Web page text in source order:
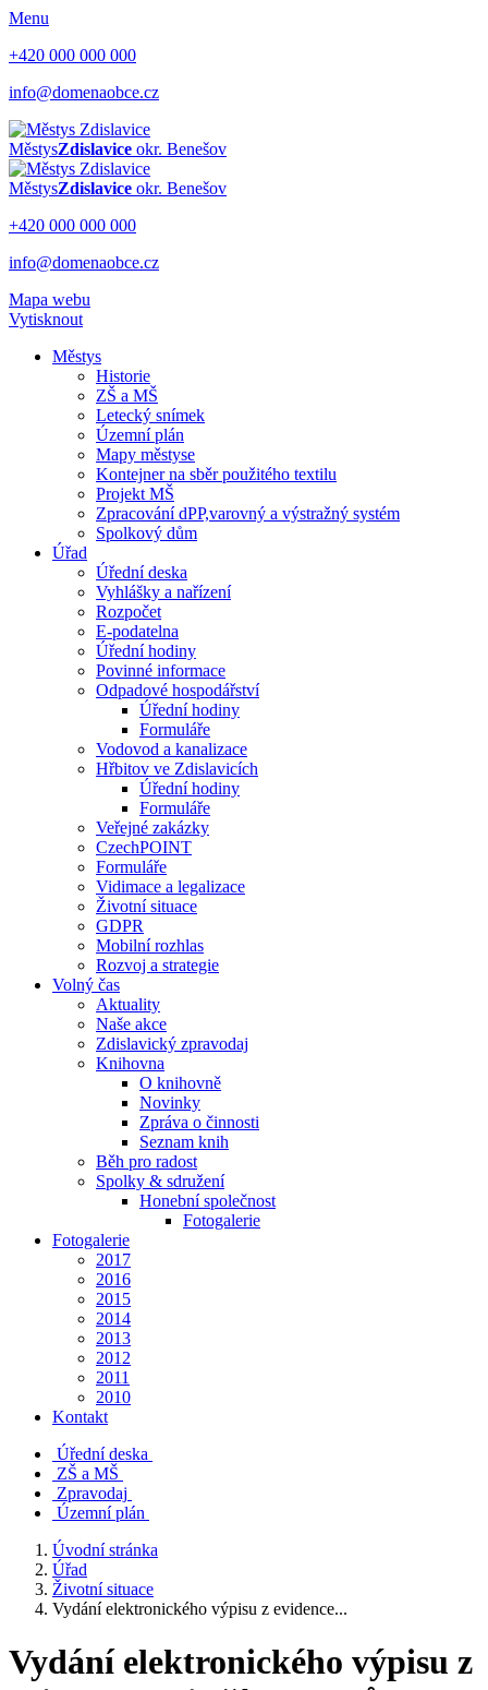
Menu
+420 000 000 000
info@domenaobce.cz
MěstysZdislavice okr. Benešov
MěstysZdislavice okr. Benešov
+420 000 000 000
info@domenaobce.cz
Mapa webu
Vytisknout
Městys
Historie
ZŠ a MŠ
Letecký snímek
Územní plán
Mapy městyse
Kontejner na sběr použitého textilu
Projekt MŠ
Zpracování dPP,varovný a výstražný systém
Spolkový dům
Úřad
Úřední deska
Vyhlášky a nařízení
Rozpočet
E-podatelna
Úřední hodiny
Povinné informace
Odpadové hospodářství
Úřední hodiny
Formuláře
Vodovod a kanalizace
Hřbitov ve Zdislavicích
Úřední hodiny
Formuláře
Veřejné zakázky
CzechPOINT
Formuláře
Vidimace a legalizace
Životní situace
GDPR
Mobilní rozhlas
Rozvoj a strategie
Volný čas
Aktuality
Naše akce
Zdislavický zpravodaj
Knihovna
O knihovně
Novinky
Zpráva o činnosti
Seznam knih
Běh pro radost
Spolky & sdružení
Honební společnost
Fotogalerie
Fotogalerie
2017
2016
2015
2014
2013
2012
2011
2010
Kontakt
Úřední deska
ZŠ a MŠ
Zpravodaj
Územní plán
Úvodní stránka
Úřad
Životní situace
Vydání elektronického výpisu z evidence...
Vydání elektronického výpisu z